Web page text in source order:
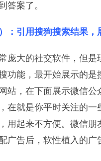
答案了。
：引用搜狗搜索结果，
庞大的社交软件，但
功能，最开始展示的
站，在下面展示微信公
在就是你平时关注的
用起来不方便。微信
广告后，软性植入的广